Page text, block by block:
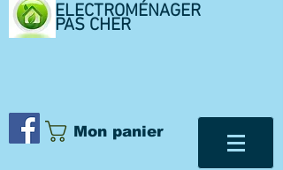
ELECTROMÉNAGER
PAS CHER
Mon panier